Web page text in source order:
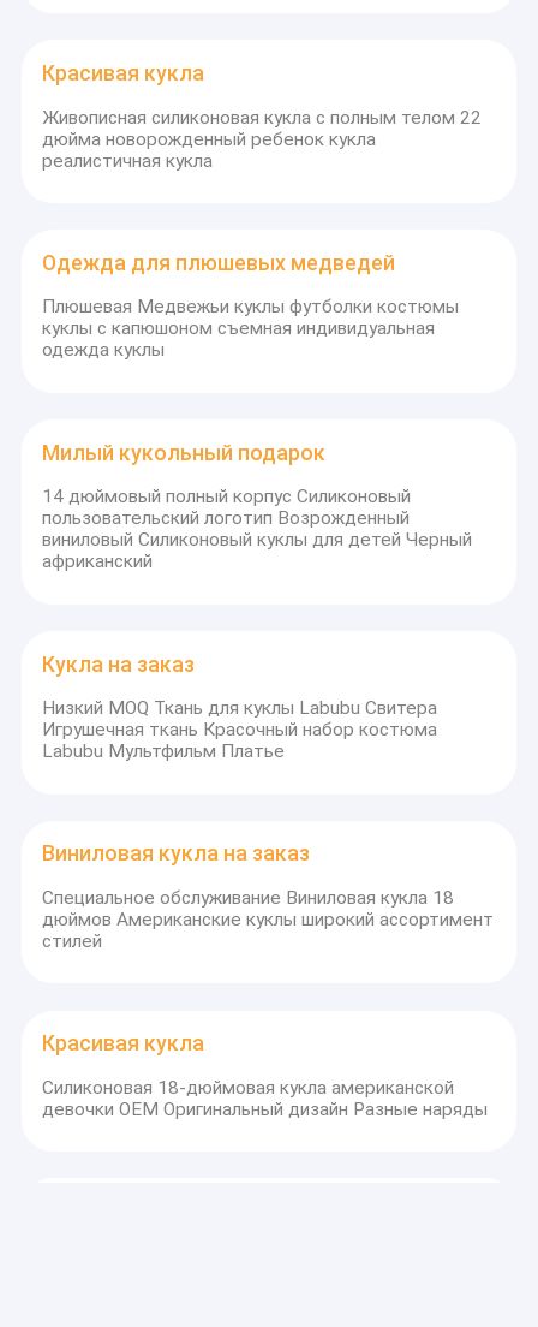
Одежда для кукол Барби
Виниловая силиконовая кукла
Аксессуары для кукол
Красивая кукла
Живописная силиконовая кукла с полным телом 22
дюйма новорожденный ребенок кукла
реалистичная кукла
Одежда для плюшевых медведей
Плюшевая Медвежьи куклы футболки костюмы
куклы с капюшоном съемная индивидуальная
одежда куклы
Милый кукольный подарок
14 дюймовый полный корпус Силиконовый
пользовательский логотип Возрожденный
виниловый Силиконовый куклы для детей Черный
африканский
Кукла на заказ
Низкий MOQ Ткань для куклы Labubu Свитера
Игрушечная ткань Красочный набор костюма
Labubu Мультфильм Платье
Виниловая кукла на заказ
Специальное обслуживание Виниловая кукла 18
дюймов Американские куклы широкий ассортимент
стилей
Красивая кукла
Силиконовая 18-дюймовая кукла американской
девочки OEM Оригинальный дизайн Разные наряды
С долгосрочным развитием, мы приобрели и
сохранили быстрый рост.Мы будем удвоить наши
усилия, чтобы обеспечить профессиональные услуги
при обеспечении качественных продуктов.. В
больше!